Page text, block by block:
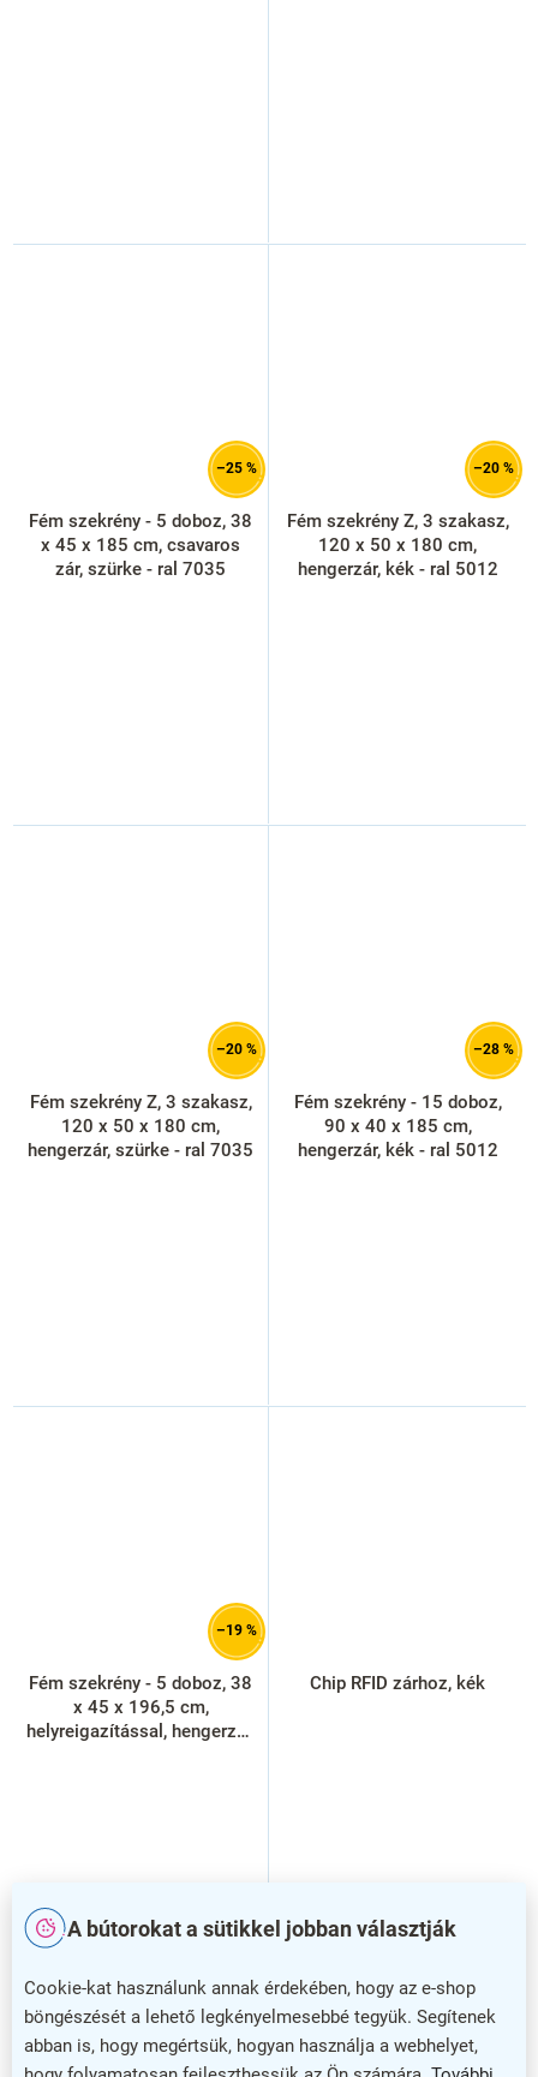
A bútorokat a sütikkel jobban választják
Cookie-kat használunk annak érdekében, hogy az e-shop
böngészését a lehető legkényelmesebbé tegyük. Segítenek
abban is, hogy megértsük, hogyan használja a webhelyet,
–25 %
Fém szekrény - 5 doboz, 38
x 45 x 185 cm, csavaros
zár, szürke - ral 7035
–20 %
Fém szekrény Z, 3 szakasz,
120 x 50 x 180 cm,
hengerzár, kék - ral 5012
–20 %
Fém szekrény Z, 3 szakasz,
120 x 50 x 180 cm,
hengerzár, szürke - ral 7035
–28 %
Fém szekrény - 15 doboz,
90 x 40 x 185 cm,
hengerzár, kék - ral 5012
–19 %
Fém szekrény - 5 doboz, 38
x 45 x 196,5 cm,
helyreigazítással, hengerzár,
Chip RFID zárhoz, kék